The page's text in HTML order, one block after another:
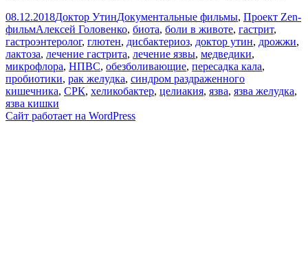
Опубликовано
08.12.2018Автор
Доктор УтинРубрики
Документальные фильмы, Проект Zen-
фильмМетки
Алексей Головенко, биота, боли в животе, гастрит,
гастроэнтеролог, глютен, дисбактериоз, доктор утин, дрожжи,
лактоза, лечение гастрита, лечение язвы, медведики,
микрофлора, НПВС, обезболивающие, пересадка кала,
пробиотики, рак желудка, синдром раздраженного
кишечника, СРК, хеликобактер, целиакия, язва, язва желудка,
язва кишки
Сайт работает на WordPress